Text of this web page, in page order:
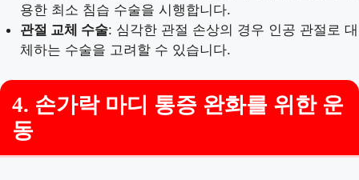
용한 최소 침습 수술을 시행합니다.
관절 교체 수술: 심각한 관절 손상의 경우 인공 관절로 대
체하는 수술을 고려할 수 있습니다.
4. 손가락 마디 통증 완화를 위한 운
동